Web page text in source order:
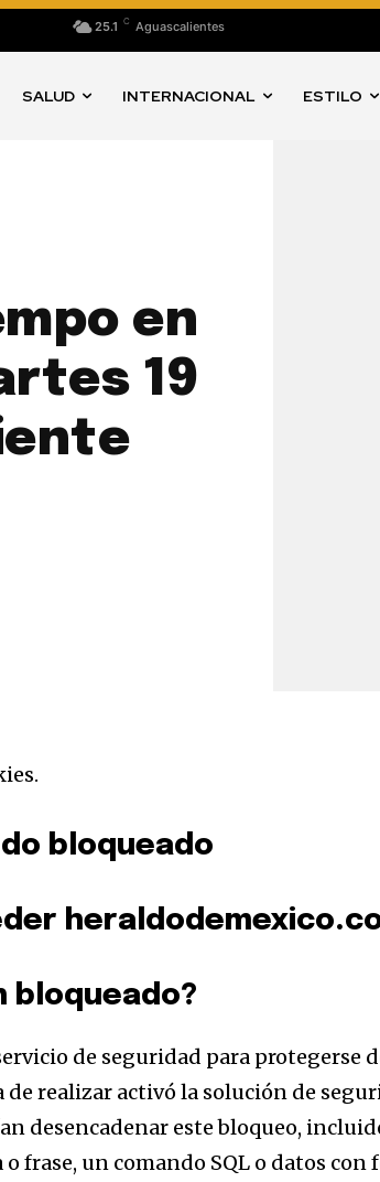
de correo eletrónico y da
preocupes, respetamos tu
25.1 C Aguascalientes
SALUD INTERNACIONAL ESTILO
en
19
bloqueado
bloqueado?
de seguridad para protegerse
de realizar activó la solución de
desencadenar este bloqueo,
frase, un comando SQL o datos con